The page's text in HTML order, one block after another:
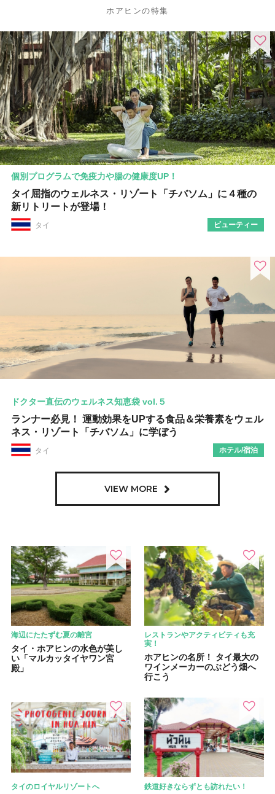
ホアヒンの特集
個別プログラムで免疫力や腸の健康度UP！
タイ屈指のウェルネス・リゾート「チバソム」に４種の
新リトリートが登場！
タイ ビューティー
ドクター直伝のウェルネス知恵袋 vol.５
ランナー必見！ 運動効果をUPする食品＆栄養素をウェル
ネス・リゾート「チバソム」に学ぼう
タイ ホテル/宿泊
VIEW MORE
海辺にたたずむ夏の離宮
タイ・ホアヒンの水色が美し
い「マルカッタイヤワン宮
殿」
レストランやアクティビティも充
実！
ホアヒンの名所！ タイ最大の
ワインメーカーのぶどう畑へ
行こう
タイのロイヤルリゾートへ 鉄道好きならずとも訪れたい！